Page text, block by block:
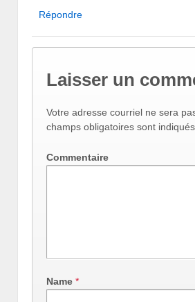
Répondre
Laisser un
Votre adresse courriel ne sera
champs obligatoires sont
Commentaire
Name *